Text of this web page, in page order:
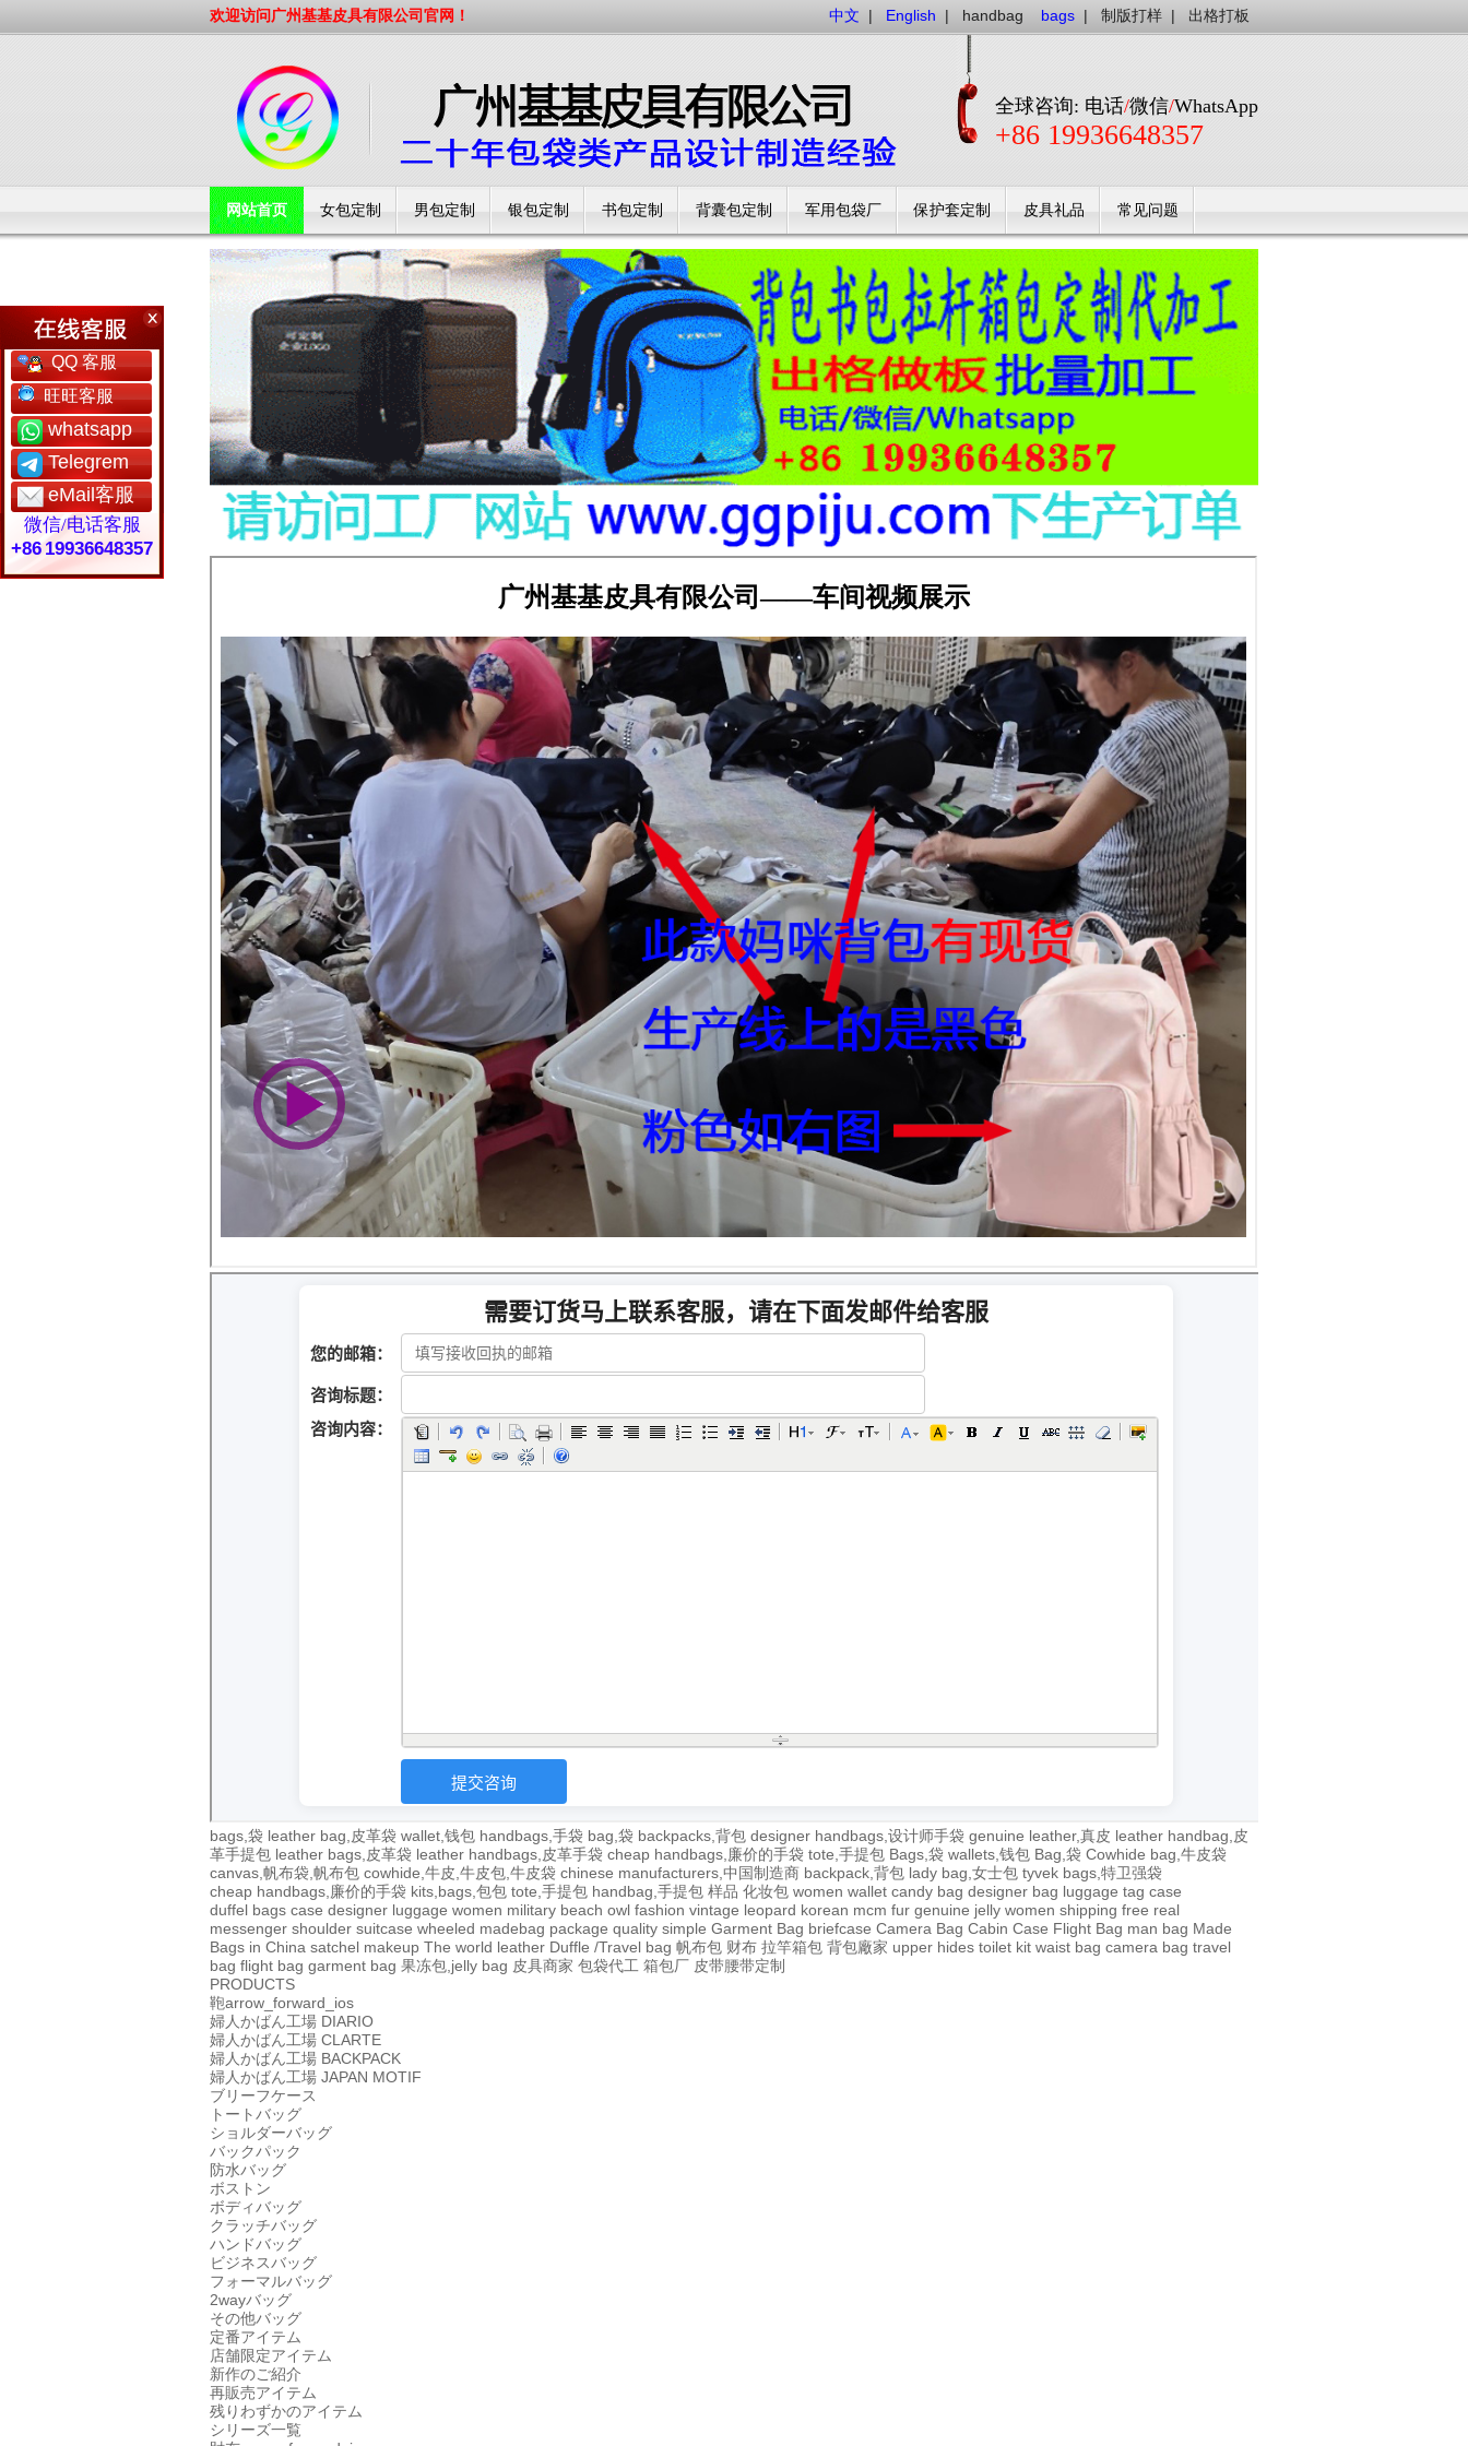
欢迎访问广州基基皮具有限公司官网！ 中文 | English | handbag bags | 制版打样 | 出格打板
全球咨询: 电话/微信/WhatsApp
+86 19936648357
网站首页 女包定制 男包定制 银包定制 书包定制 背囊包定制 军用包袋厂 保护套定制 皮具礼品 常见问题
工厂简介
bags,袋 leather bag,皮革袋 wallet,钱包 handbags,手袋 bag,袋 backpacks,背包 designer handbags,设计师手袋 genuine leather,真皮 leather handbag,皮
革手提包 leather bags,皮革袋 leather handbags,皮革手袋 cheap handbags,廉价的手袋 tote,手提包 Bags,袋 wallets,钱包 Bag,袋 Cowhide bag,牛皮袋
canvas,帆布袋,帆布包 cowhide,牛皮,牛皮包,牛皮袋 chinese manufacturers,中国制造商 backpack,背包 lady bag,女士包 tyvek bags,特卫强袋
cheap handbags,廉价的手袋 kits,bags,包包 tote,手提包 handbag,手提包 样品 化妆包 women wallet candy bag designer bag luggage tag case
duffel bags case designer luggage women military beach owl fashion vintage leopard korean mcm fur genuine jelly women shipping free real
messenger shoulder suitcase wheeled madebag package quality simple Garment Bag briefcase Camera Bag Cabin Case Flight Bag man bag Made
Bags in China satchel makeup The world leather Duffle /Travel bag 帆布包 财布 拉竿箱包 背包廠家 upper hides toilet kit waist bag camera bag travel
bag flight bag garment bag 果冻包,jelly bag 皮具商家 包袋代工 箱包厂 皮带腰带定制
PRODUCTS
鞄arrow_forward_ios
婦人かばん工場 DIARIO
婦人かばん工場 CLARTE
婦人かばん工場 BACKPACK
婦人かばん工場 JAPAN MOTIF
ブリーフケース
トートバッグ
ショルダーバッグ
バックパック
防水バッグ
ボストン
ボディバッグ
クラッチバッグ
ハンドバッグ
ビジネスバッグ
フォーマルバッグ
2wayバッグ
その他バッグ
定番アイテム
店舗限定アイテム
新作のご紹介
再販売アイテム
残りわずかのアイテム
シリーズ一覧
QQ 客服
旺旺客服
whatsapp
Telegrem
eMail客服
微信/电话客服
+86 19936648357